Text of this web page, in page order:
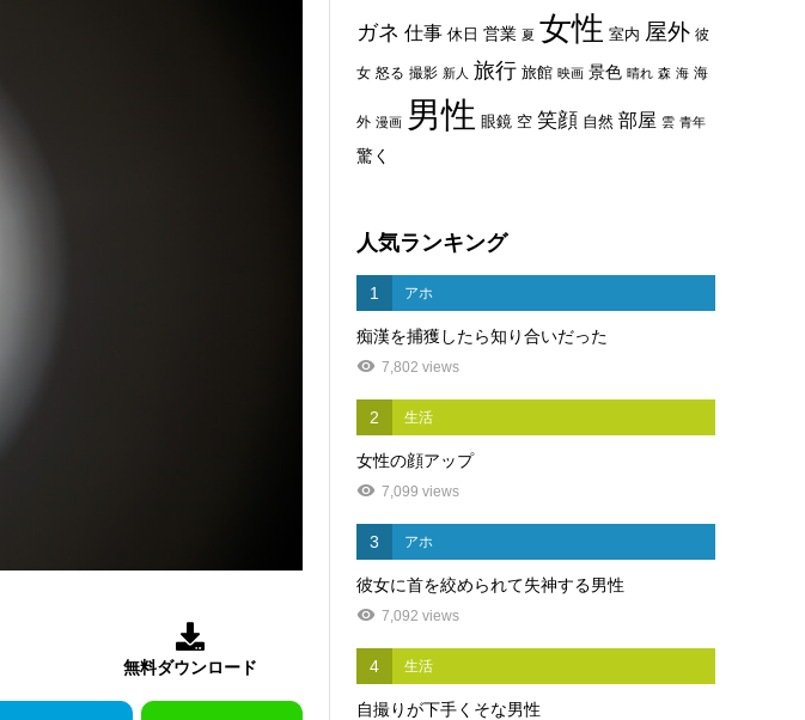

無料ダウンロード
ガネ 仕事 休日 営業 夏 女性 室内 屋外 彼
女 怒る 撮影 新人 旅行 旅館 映画 景色 晴れ 森 海 海
外 漫画 男性 眼鏡 空 笑顔 自然 部屋 雲 青年
驚く
人気ランキング
1 アホ
痴漢を捕獲したら知り合いだった
7,802 views
2 生活
女性の顔アップ
7,099 views
3 アホ
彼女に首を絞められて失神する男性
7,092 views
4 生活
自撮りが下手くそな男性